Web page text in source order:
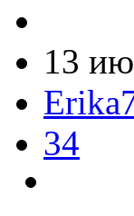
13
34